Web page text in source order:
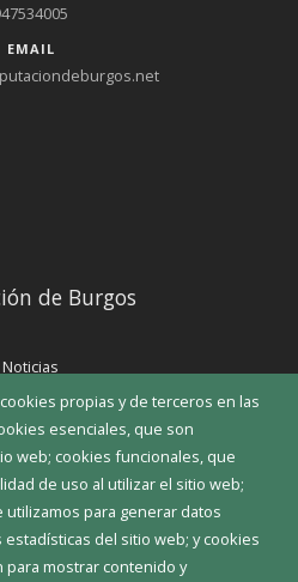
propias y de terceros en las
esenciales, que son
web; cookies funcionales, que
de uso al utilizar el sitio web;
para generar datos
del sitio web; y cookies
para mostrar contenido y
EMAIL
de Burgos
Noticias
Eventos
Municipal
de interés
SESIÓN
WEB